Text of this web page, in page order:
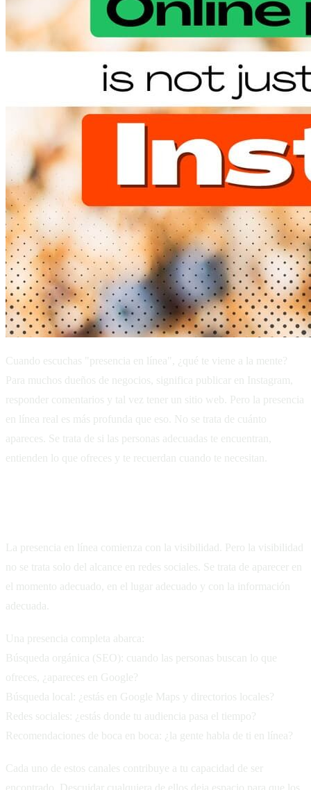
Cuando escuchas "presencia en línea", ¿qué te viene a la mente?
Para muchos dueños de negocios, significa publicar en Instagram,
responder comentarios y tal vez tener un sitio web. Pero la presencia
en línea real es más profunda que eso. No se trata de cuánto
apareces. Se trata de si las personas adecuadas te encuentran,
entienden lo que ofreces y te recuerdan cuando te necesitan.
La presencia en línea comienza con la visibilidad. Pero la visibilidad
no se trata solo del alcance en redes sociales. Se trata de aparecer en
el momento adecuado, en el lugar adecuado y con la información
adecuada.
Una presencia completa abarca:
Búsqueda orgánica (SEO): cuando las personas buscan lo que
ofreces, ¿apareces en Google?
Búsqueda local: ¿estás en Google Maps y directorios locales?
Redes sociales: ¿estás donde tu audiencia pasa el tiempo?
Recomendaciones de boca en boca: ¿la gente habla de ti en línea?
Cada uno de estos canales contribuye a tu capacidad de ser
encontrado. Descuidar cualquiera de ellos deja espacio para que los